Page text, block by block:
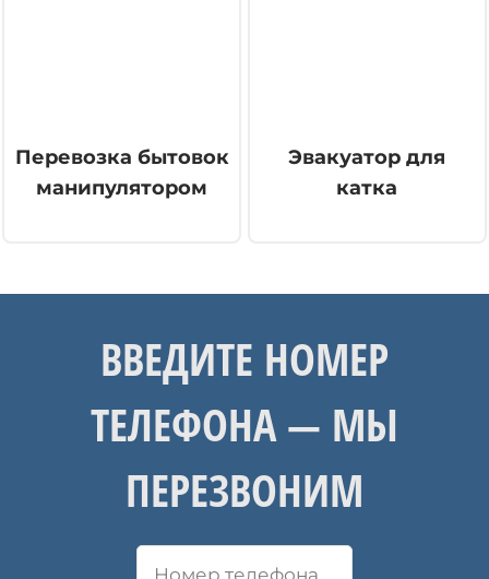
Перевозка бытовок
манипулятором
Эвакуатор для
катка
ВВЕДИТЕ НОМЕР
ТЕЛЕФОНА — МЫ
ПЕРЕЗВОНИМ